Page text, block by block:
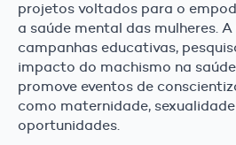
projetos voltados para o
a saúde mental das mulheres.
campanhas educativas,
impacto do machismo na
promove eventos de
como maternidade,
oportunidades.